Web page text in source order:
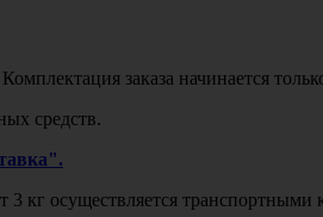
заказа начинается
средств.
3 кг осуществляется